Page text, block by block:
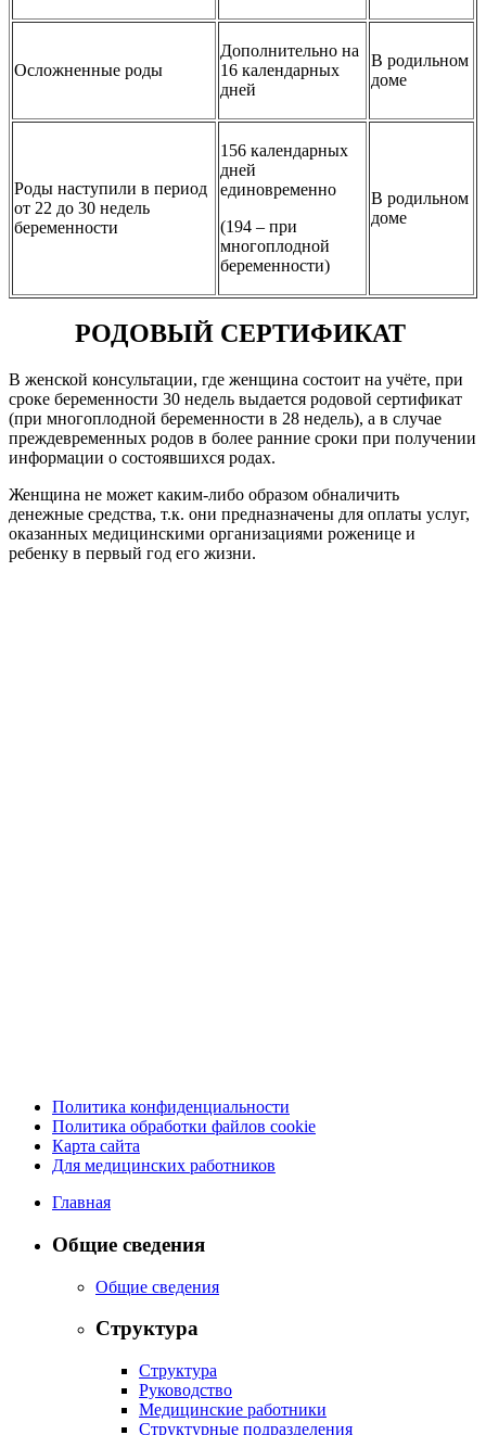
Осложненные роды
Дополнительно на
16 календарных
дней
В родильном
доме
Роды наступили в период
от 22 до 30 недель
беременности
156 календарных
дней
единовременно
(194 – при
многоплодной
беременности)
В родильном
доме
РОДОВЫЙ СЕРТИФИКАТ
В женской консультации, где женщина состоит на учёте, при
сроке беременности 30 недель выдается родовой сертификат
(при многоплодной беременности в 28 недель), а в случае
преждевременных родов в более ранние сроки при получении
информации о состоявшихся родах.
Женщина не может каким-либо образом обналичить
денежные средства, т.к. они предназначены для оплаты услуг,
оказанных медицинскими организациями роженице и
ребенку в первый год его жизни.
Политика конфиденциальности
Политика обработки файлов cookie
Карта сайта
Для медицинских работников
Главная
Общие сведения
Общие сведения
Структура
Структура
Руководство
Медицинские работники
Структурные подразделения